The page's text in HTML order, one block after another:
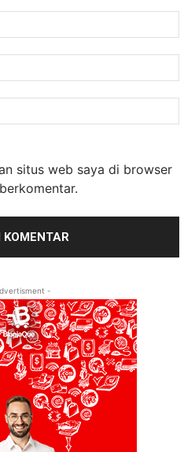
situs web saya di browser
-